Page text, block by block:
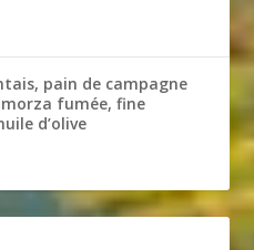
pain de campagne
fumée, fine
d’olive